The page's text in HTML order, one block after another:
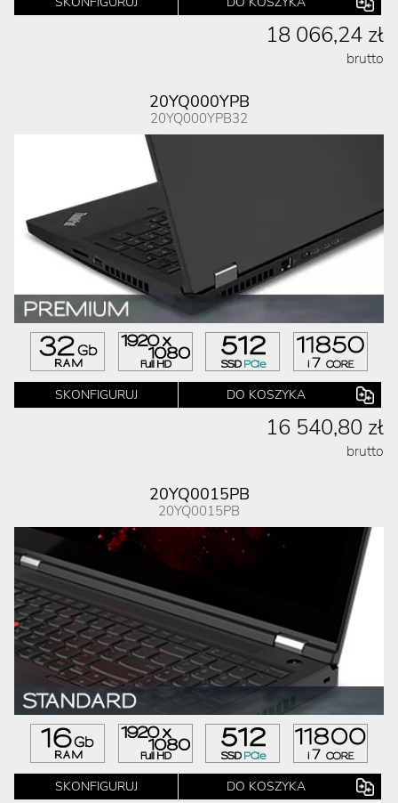
18 066,24 zł
brutto
20YQ000YPB
20YQ000YPB32
SKONFIGURUJ DO KOSZYKA
16 540,80 zł
brutto
20YQ0015PB
20YQ0015PB
SKONFIGURUJ DO KOSZYKA